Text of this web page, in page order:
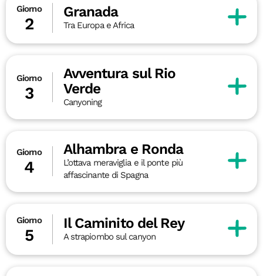
Giorno
2
Granada
Tra Europa e Africa
Giorno
3
Avventura sul Rio
Verde
Canyoning
Giorno
4
Alhambra e Ronda
L’ottava meraviglia e il ponte più
affascinante di Spagna
Giorno
5
Il Caminito del Rey
A strapiombo sul canyon